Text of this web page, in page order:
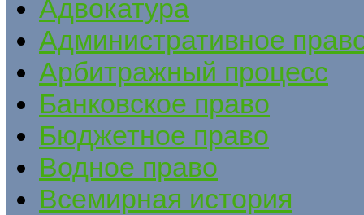
Адвокатура
Административное
Арбитражный процесс
Банковское право
Бюджетное право
Водное право
Всемирная история